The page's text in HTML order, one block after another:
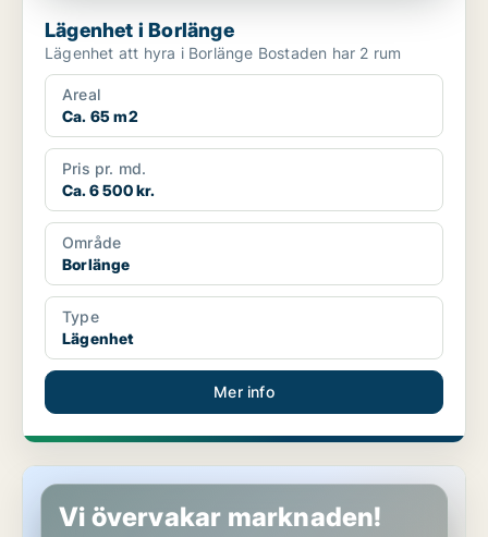
Lägenhet i Borlänge
Lägenhet att hyra i Borlänge Bostaden har 2 rum
Areal
Ca. 65 m2
Pris pr. md.
Ca. 6 500 kr.
Område
Borlänge
Type
Lägenhet
Mer info
Lägenhet i Falun
Vi övervakar marknaden!